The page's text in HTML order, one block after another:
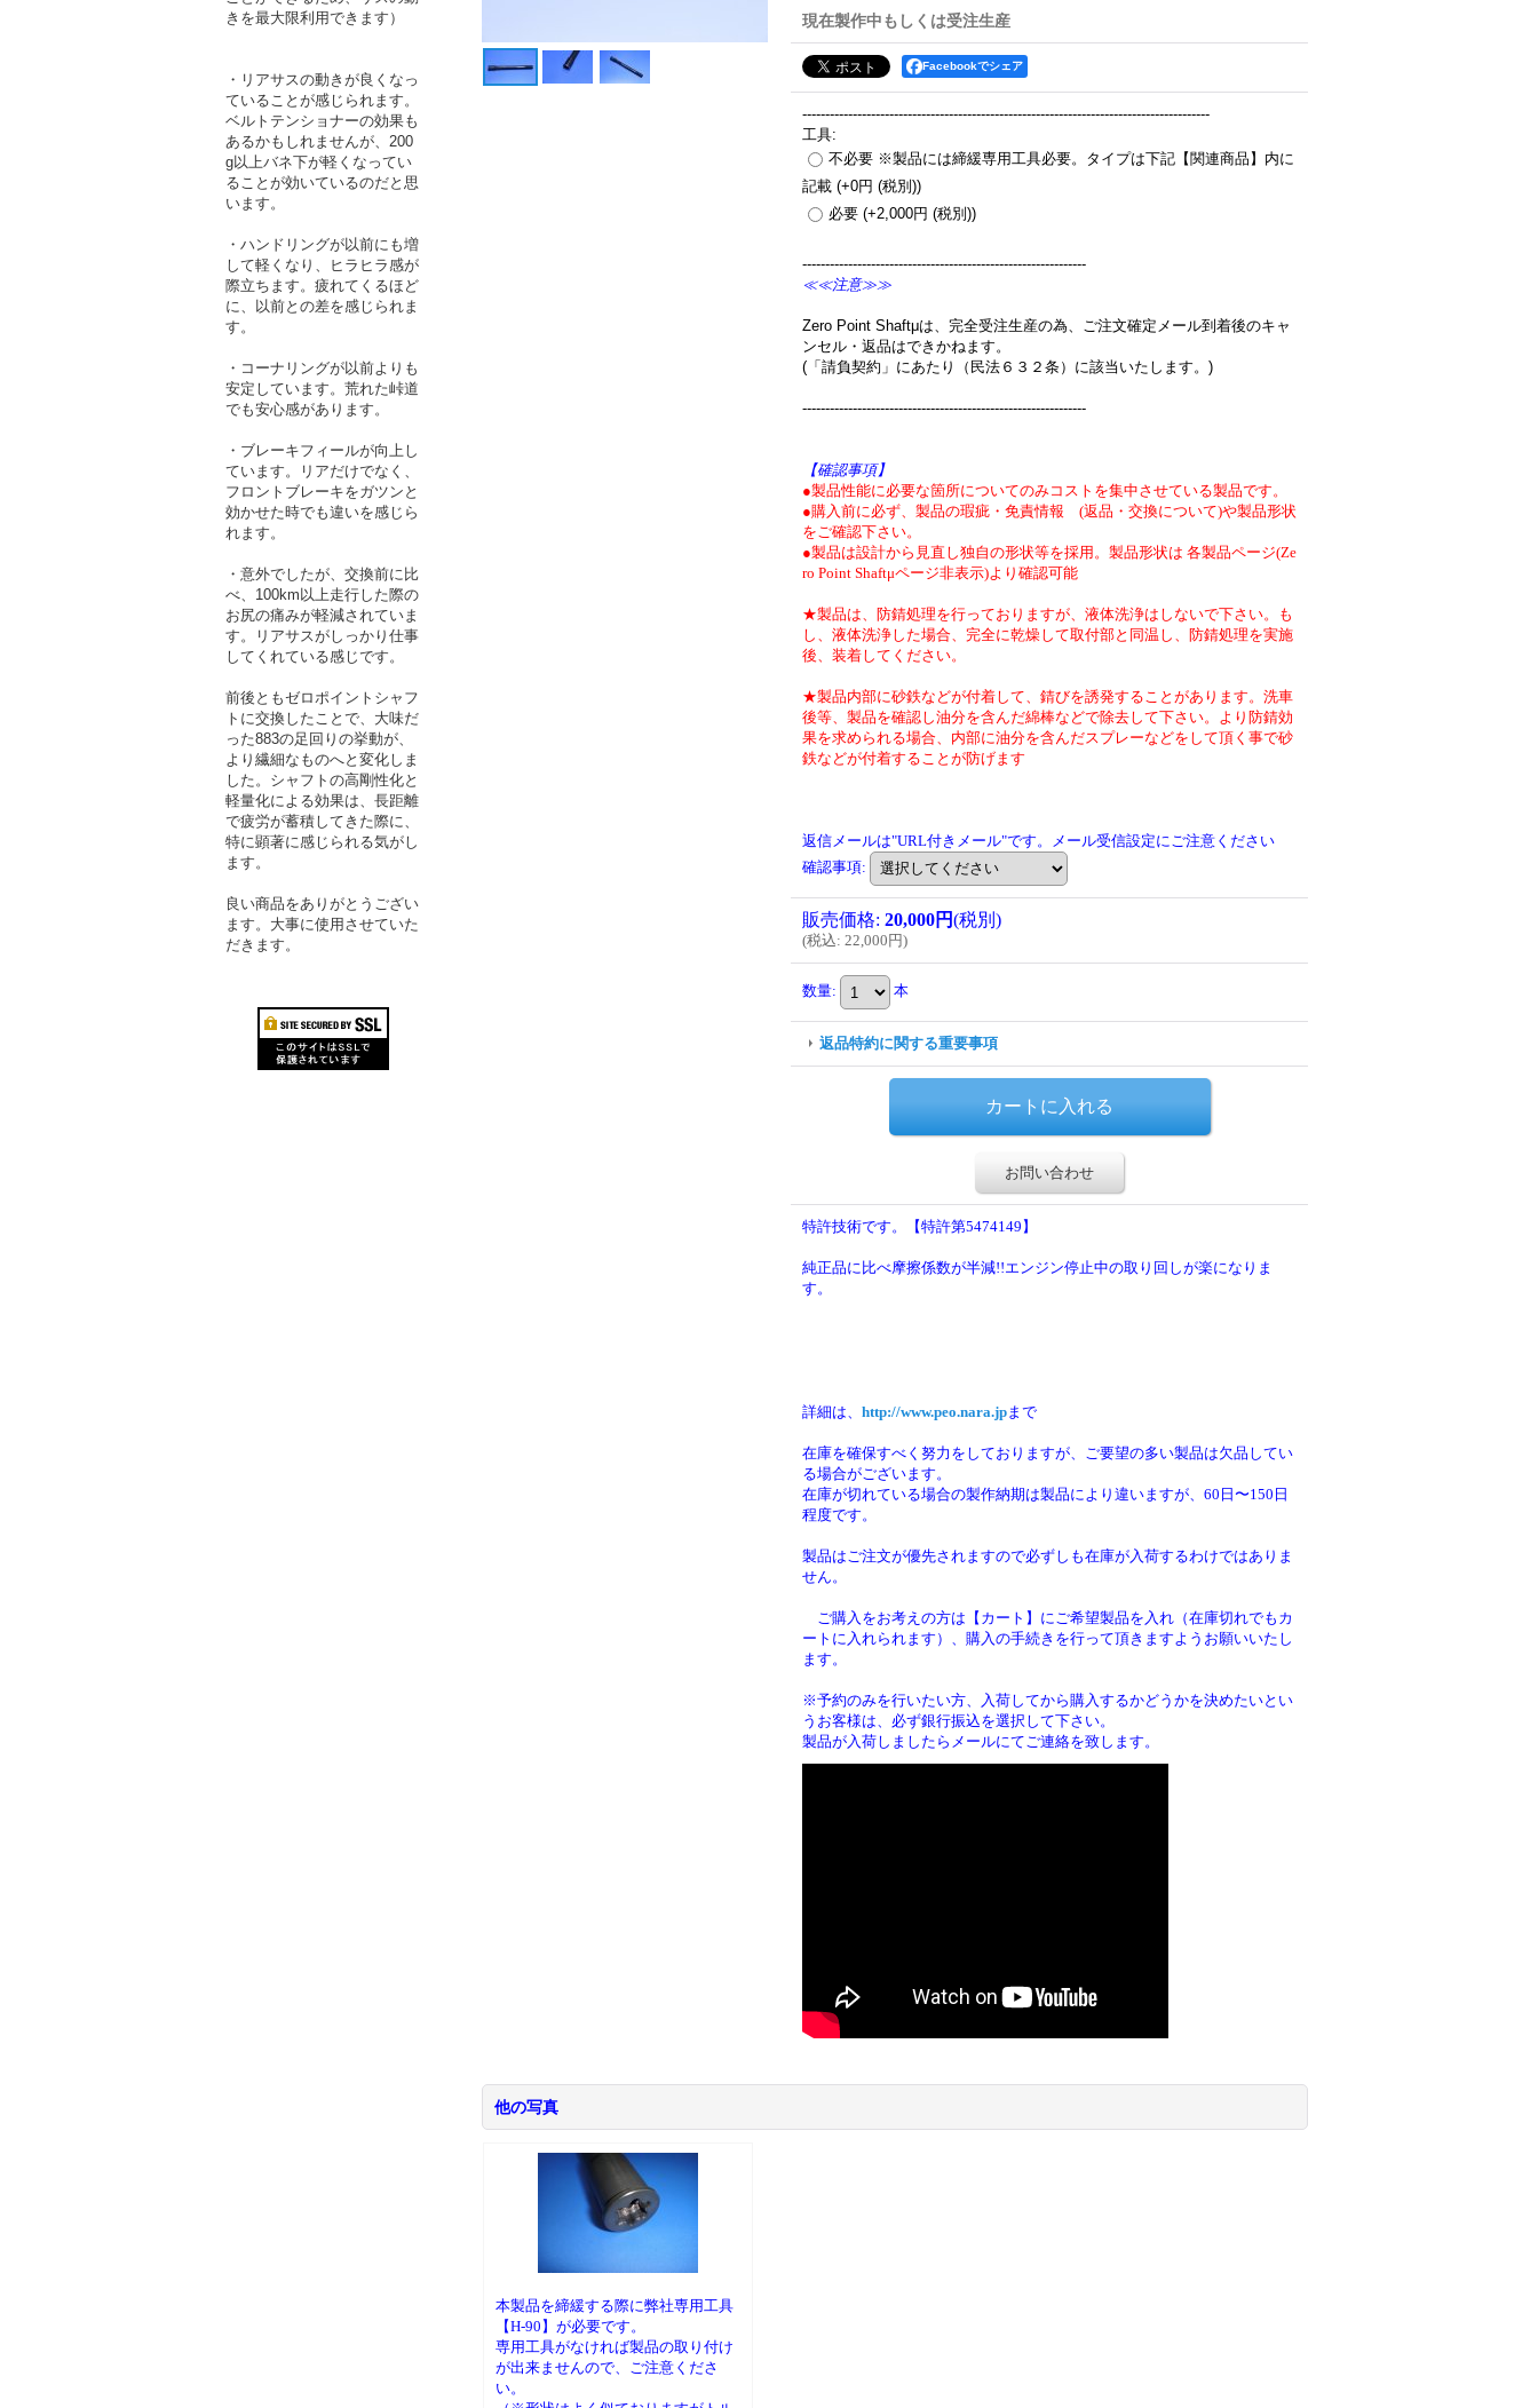
きを最大限利用できます）
・リアサスの動きが良くなっ
ていることが感じられます。
ベルトテンショナーの効果も
あるかもしれませんが、200
g以上バネ下が軽くなってい
ることが効いているのだと思
います。
・ハンドリングが以前にも増
して軽くなり、ヒラヒラ感が
際立ちます。疲れてくるほど
に、以前との差を感じられま
す。
・コーナリングが以前よりも
安定しています。荒れた峠道
でも安心感があります。
・ブレーキフィールが向上し
ています。リアだけでなく、
フロントブレーキをガツンと
効かせた時でも違いを感じら
れます。
・意外でしたが、交換前に比
べ、100km以上走行した際の
お尻の痛みが軽減されていま
す。リアサスがしっかり仕事
してくれている感じです。
前後ともゼロポイントシャフ
トに交換したことで、大味だ
った883の足回りの挙動が、
より繊細なものへと変化しま
した。シャフトの高剛性化と
軽量化による効果は、長距離
で疲労が蓄積してきた際に、
特に顕著に感じられる気がし
ます。
良い商品をありがとうござい
ます。大事に使用させていた
だきます。
現在製作中もしくは受注生産
Facebookでシェア
-----------------------------------------------------------------------------------------
工具:
不必要 ※製品には締緩専用工具必要。タイプは下記【関連商品】内に
記載 (+0円 (税別))
必要 (+2,000円 (税別))
--------------------------------------------------------------
≪≪注意≫≫
Zero Point Shaftμは、完全受注生産の為、ご注文確定メール到着後のキャ
ンセル・返品はできかねます。
(「請負契約」にあたり（民法６３２条）に該当いたします。)
--------------------------------------------------------------
【確認事項】
●製品性能に必要な箇所についてのみコストを集中させている製品です。
●購入前に必ず、製品の瑕疵・免責情報 (返品・交換について)や製品形状
をご確認下さい。
●製品は設計から見直し独自の形状等を採用。製品形状は 各製品ページ(Ze
ro Point Shaftμページ非表示)より確認可能
★製品は、防錆処理を行っておりますが、液体洗浄はしないで下さい。も
し、液体洗浄した場合、完全に乾燥して取付部と同温し、防錆処理を実施
後、装着してください。
★製品内部に砂鉄などが付着して、錆びを誘発することがあります。洗車
後等、製品を確認し油分を含んだ綿棒などで除去して下さい。より防錆効
果を求められる場合、内部に油分を含んだスプレーなどをして頂く事で砂
鉄などが付着することが防げます
返信メールは"URL付きメール"です。メール受信設定にご注意ください
確認事項:
販売価格: 20,000円(税別)
(税込: 22,000円)
数量: 本
返品特約に関する重要事項
お問い合わせ
特許技術です。【特許第5474149】
純正品に比べ摩擦係数が半減!!エンジン停止中の取り回しが楽になりま
す。
詳細は、 http://www.peo.nara.jpまで
在庫を確保すべく努力をしておりますが、ご要望の多い製品は欠品してい
る場合がございます。
在庫が切れている場合の製作納期は製品により違いますが、60日〜150日
程度です。
製品はご注文が優先されますので必ずしも在庫が入荷するわけではありま
せん。
ご購入をお考えの方は【カート】にご希望製品を入れ（在庫切れでもカ
ートに入れられます）、購入の手続きを行って頂きますようお願いいたし
ます。
※予約のみを行いたい方、入荷してから購入するかどうかを決めたいとい
うお客様は、必ず銀行振込を選択して下さい。
製品が入荷しましたらメールにてご連絡を致します。
他の写真
本製品を締緩する際に弊社専用工具
【H-90】が必要です。
専用工具がなければ製品の取り付け
が出来ませんので、ご注意くださ
い。